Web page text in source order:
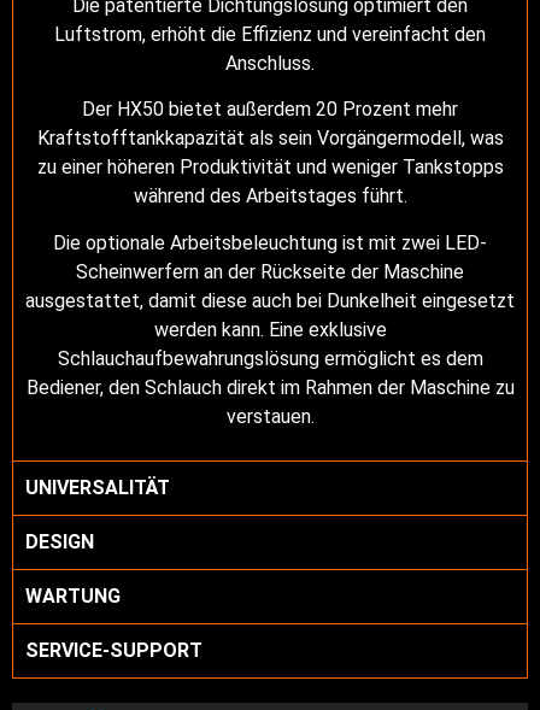
Die patentierte Dichtungslösung optimiert den
Luftstrom, erhöht die Effizienz und vereinfacht den
Anschluss.
Der HX50 bietet außerdem 20 Prozent mehr
Kraftstofftankkapazität als sein Vorgängermodell, was
zu einer höheren Produktivität und weniger Tankstopps
während des Arbeitstages führt.
Die optionale Arbeitsbeleuchtung ist mit zwei LED-
Scheinwerfern an der Rückseite der Maschine
ausgestattet, damit diese auch bei Dunkelheit eingesetzt
werden kann. Eine exklusive
Schlauchaufbewahrungslösung ermöglicht es dem
Bediener, den Schlauch direkt im Rahmen der Maschine zu
verstauen.
UNIVERSALITÄT
DESIGN
WARTUNG
SERVICE-SUPPORT